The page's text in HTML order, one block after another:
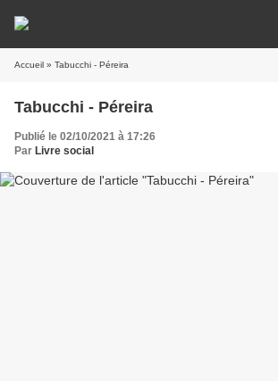
Accueil » Tabucchi - Péreira
Tabucchi - Péreira
Publié le 02/10/2021 à 17:26
Par Livre social